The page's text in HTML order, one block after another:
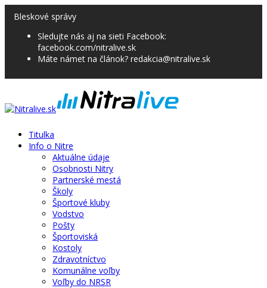
Bleskové správy
Sledujte nás aj na sieti Facebook:
facebook.com/nitralive.sk
Máte námet na článok? redakcia@nitralive.sk
Titulka
Info o Nitre
Aktuálne údaje
Osobnosti Nitry
Partnerské mestá
Školy
Športové kluby
Vodstvo
Pošty
Športoviská
Kostoly
Zdravotníctvo
Komunálne voľby
Voľby do NRSR